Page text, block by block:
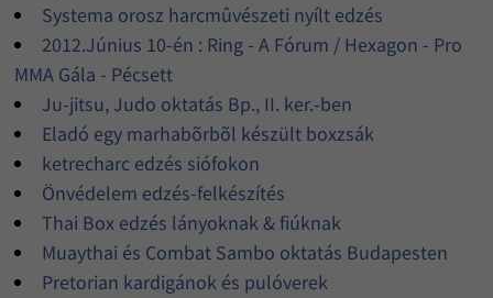
Systema orosz harcmûvészeti nyílt edzés
2012.Június 10-én : Ring - A Fórum / Hexagon - Pro
MMA Gála - Pécsett
Ju-jitsu, Judo oktatás Bp., II. ker.-ben
Eladó egy marhabõrbõl készült boxzsák
ketrecharc edzés siófokon
Önvédelem edzés-felkészítés
Thai Box edzés lányoknak & fiúknak
Muaythai és Combat Sambo oktatás Budapesten
Pretorian kardigánok és pulóverek